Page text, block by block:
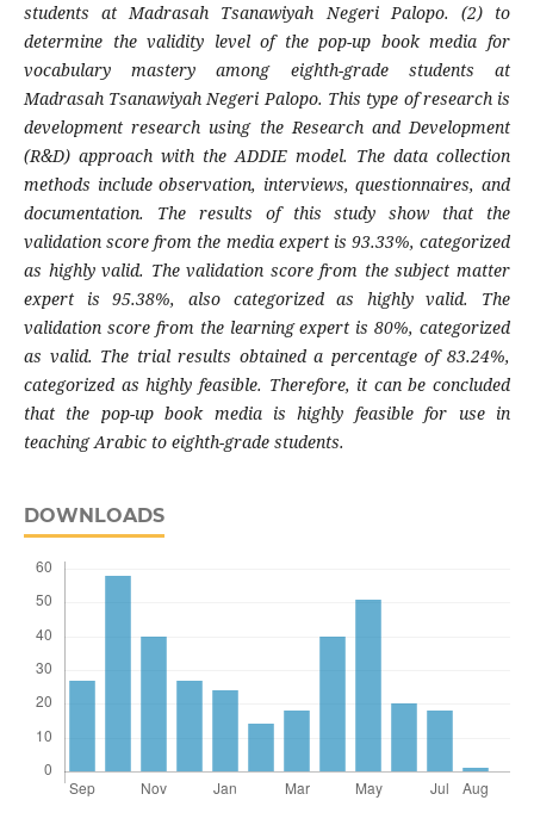
students at Madrasah Tsanawiyah Negeri Palopo. (2) to
determine the validity level of the pop-up book media for
vocabulary mastery among eighth-grade students at
Madrasah Tsanawiyah Negeri Palopo. This type of research is
development research using the Research and Development
(R&D) approach with the ADDIE model. The data collection
methods include observation, interviews, questionnaires, and
documentation. The results of this study show that the
validation score from the media expert is 93.33%, categorized
as highly valid. The validation score from the subject matter
expert is 95.38%, also categorized as highly valid. The
validation score from the learning expert is 80%, categorized
as valid. The trial results obtained a percentage of 83.24%,
categorized as highly feasible. Therefore, it can be concluded
that the pop-up book media is highly feasible for use in
teaching Arabic to eighth-grade students.
DOWNLOADS